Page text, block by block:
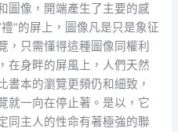
圖像，開端產生了主要的感
”的屏上，圖像凡是只是象征
，只需懂得這種圖像同權利
在身畔的屏風上，人們天然
書本的瀏覽更頻仍和細致，
就一向在停止著。是以，它
同主人的性命有著極強的聯